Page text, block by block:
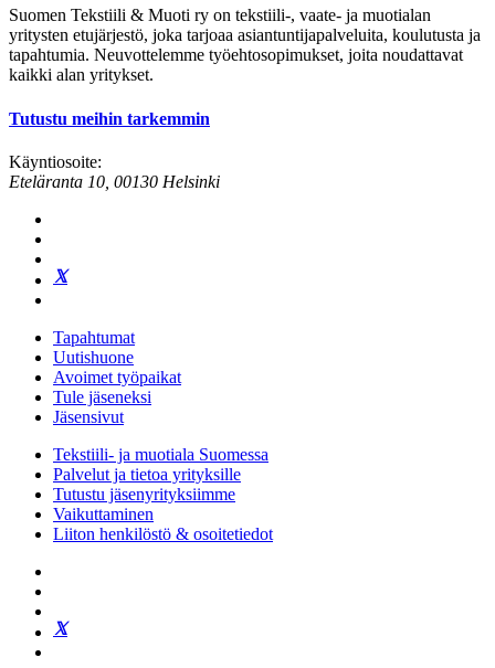
Suomen Tekstiili & Muoti ry on tekstiili-, vaate- ja muotialan
yritysten etujärjestö, joka tarjoaa asiantuntijapalveluita, koulutusta ja
tapahtumia. Neuvottelemme työehtosopimukset, joita noudattavat
kaikki alan yritykset.
Tutustu meihin tarkemmin
Käyntiosoite:
Eteläranta 10, 00130 Helsinki
Tapahtumat
Uutishuone
Avoimet työpaikat
Tule jäseneksi
Jäsensivut
Tekstiili- ja muotiala Suomessa
Palvelut ja tietoa yrityksille
Tutustu jäsenyrityksiimme
Vaikuttaminen
Liiton henkilöstö & osoitetiedot